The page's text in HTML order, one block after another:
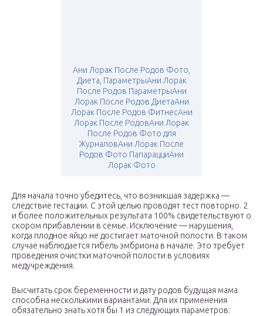
Ани Лорак После Родов Фото,
Диета, ПараметрыАни Лорак
После Родов ПараметрыАни
Лорак После Родов ДиетаАни
Лорак После Родов ФитнесАни
Лорак После РодовАни Лорак
После Родов Фото для
ЖурналовАни Лорак После
Родов Фото ПапарацциАни
Лорак Фото
Для начала точно убедитесь, что возникшая задержка —
следствие гестации. С этой целью проводят тест повторно. 2
и более положительных результата 100% свидетельствуют о
скором прибавлении в семье. Исключение — нарушения,
когда плодное яйцо не достигает маточной полости. В таком
случае наблюдается гибель эмбриона в начале. Это требует
проведения очистки маточной полости в условиях
медучреждения.
Высчитать срок беременности и дату родов будущая мама
способна несколькими вариантами. Для их применения
обязательно знать хотя бы 1 из следующих параметров: